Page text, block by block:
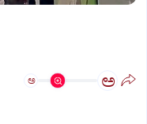
ಅ ಅ